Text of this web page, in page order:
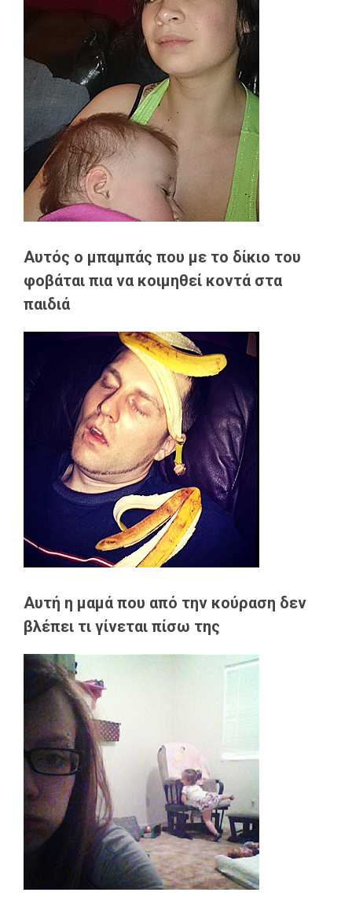
Αυτός ο μπαμπάς που με το δίκιο του
φοβάται πια να κοιμηθεί κοντά στα
παιδιά
Αυτή η μαμά που από την κούραση δεν
βλέπει τι γίνεται πίσω της